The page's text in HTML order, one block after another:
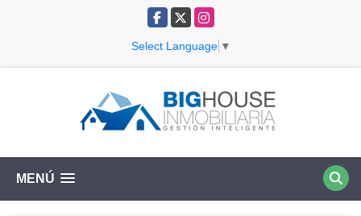
Facebook
X Instagram
Select Language ▼
MENÚ